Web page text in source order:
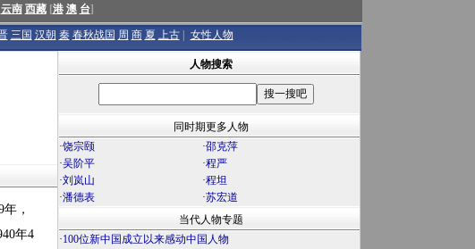
云南 西藏[港 澳 台]
三国 汉朝 秦 春秋战国 周 商 夏 上古 女性人物
，
年4
人物搜索
同时期更多人物
·饶宗颐 ·邵克萍
·吴阶平 ·程严
·刘岚山 ·程坦
·潘德表 ·苏宏道
当代人物专题
·100位新中国成立以来感动中国人物